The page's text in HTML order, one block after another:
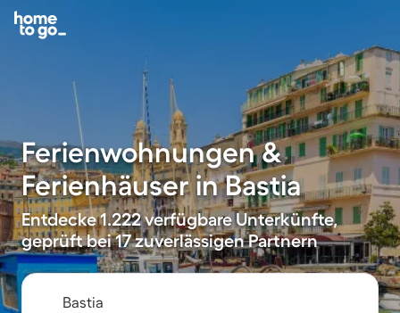
Ferienwohnungen &
Ferienhäuser in Bastia
Entdecke 1.222 verfügbare Unterkünfte,
geprüft bei 17 zuverlässigen Partnern